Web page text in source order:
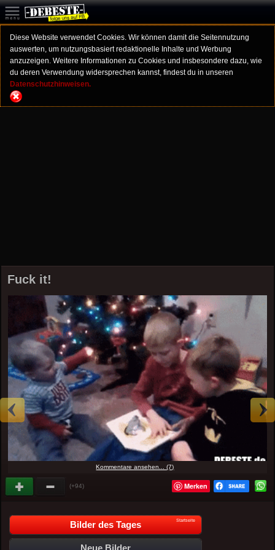
Diese Website verwendet Cookies. Wir können damit die Seitennutzung
auswerten, um nutzungsbasiert redaktionelle Inhalte und Werbung
anzuzeigen. Weitere Informationen zu Cookies und insbesondere dazu, wie
du deren Verwendung widersprechen kannst, findest du in unseren
Datenschutzhinweisen.
Fuck it!
Kommentare ansehen... (7)
(+94) Merken
Bilder des Tages Startseite